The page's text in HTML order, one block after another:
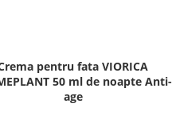
pentru fata VIORICA
50 ml de noapte Anti-
age